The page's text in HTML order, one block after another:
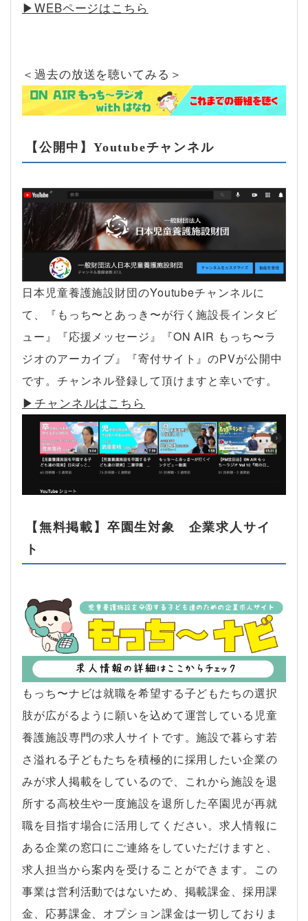
▶︎WEBページはこちら
＜過去の放送を聴いてみる＞
【公開中】Youtubeチャンネル
日本児童養護施設財団のYoutubeチャンネルに
て、『もっち〜とあっき〜が行く施設長インタビ
ュー』『応援メッセージ』『ON AIR もっち〜ラ
ジオのアーカイブ』『寄付サイト』のPVが公開中
です。チャンネル登録して頂けますと幸いです。
▶︎チャンネルはこちら
【無料掲載】卒園生対象 企業求人サイ
ト
もっち〜ナビは就職を希望する子どもたちの選択
肢が広がるように願いを込めて運営している児童
養護施設専門の求人サイトです。施設で暮らす若
さ溢れる子どもたちを積極的に採用したい企業の
みが求人掲載をしているので、これから施設を退
所する高校生や一度施設を退所した卒園児が再就
職を目指す場合に活用してください。求人情報に
ある企業の窓口にご連絡をしていただけますと、
求人担当から案内を受けることができます。この
事業は営利活動ではないため、掲載課金、採用課
金、応募課金、オプション課金は一切しておりま